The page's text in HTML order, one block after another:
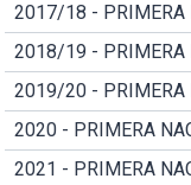
2017/18 - PRIMERA
2018/19 - PRIMERA
2019/20 - PRIMERA
2020 - PRIMERA
2021 - PRIMERA